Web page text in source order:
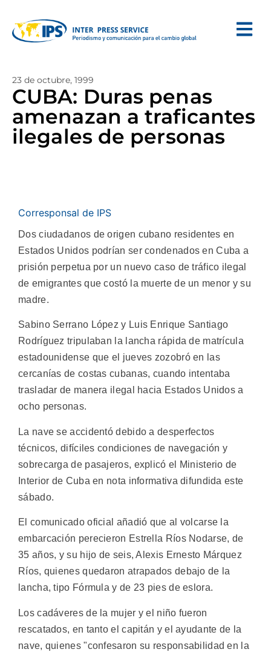
23 de octubre, 1999
CUBA: Duras penas
amenazan a traficantes
ilegales de personas
Corresponsal de IPS
Dos ciudadanos de origen cubano residentes en
Estados Unidos podrían ser condenados en Cuba a
prisión perpetua por un nuevo caso de tráfico ilegal
de emigrantes que costó la muerte de un menor y su
madre.
Sabino Serrano López y Luis Enrique Santiago
Rodríguez tripulaban la lancha rápida de matrícula
estadounidense que el jueves zozobró en las
cercanías de costas cubanas, cuando intentaba
trasladar de manera ilegal hacia Estados Unidos a
ocho personas.
La nave se accidentó debido a desperfectos
técnicos, difíciles condiciones de navegación y
sobrecarga de pasajeros, explicó el Ministerio de
Interior de Cuba en nota informativa difundida este
sábado.
El comunicado oficial añadió que al volcarse la
embarcación perecieron Estrella Ríos Nodarse, de
35 años, y su hijo de seis, Alexis Ernesto Márquez
Ríos, quienes quedaron atrapados debajo de la
lancha, tipo Fórmula y de 23 pies de eslora.
Los cadáveres de la mujer y el niño fueron
rescatados, en tanto el capitán y el ayudante de la
nave, quienes "confesaron su responsabilidad en la